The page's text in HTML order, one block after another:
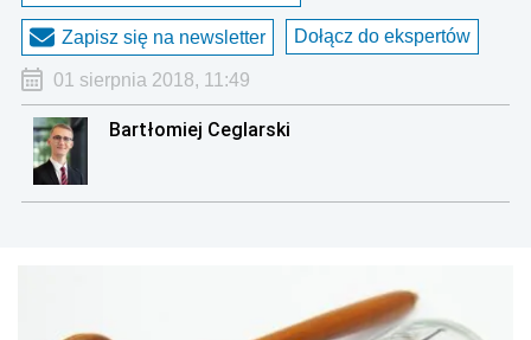
Zapisz się na newsletter Dołącz do ekspertów
01 sierpnia 2018, 11:49
Bartłomiej Ceglarski